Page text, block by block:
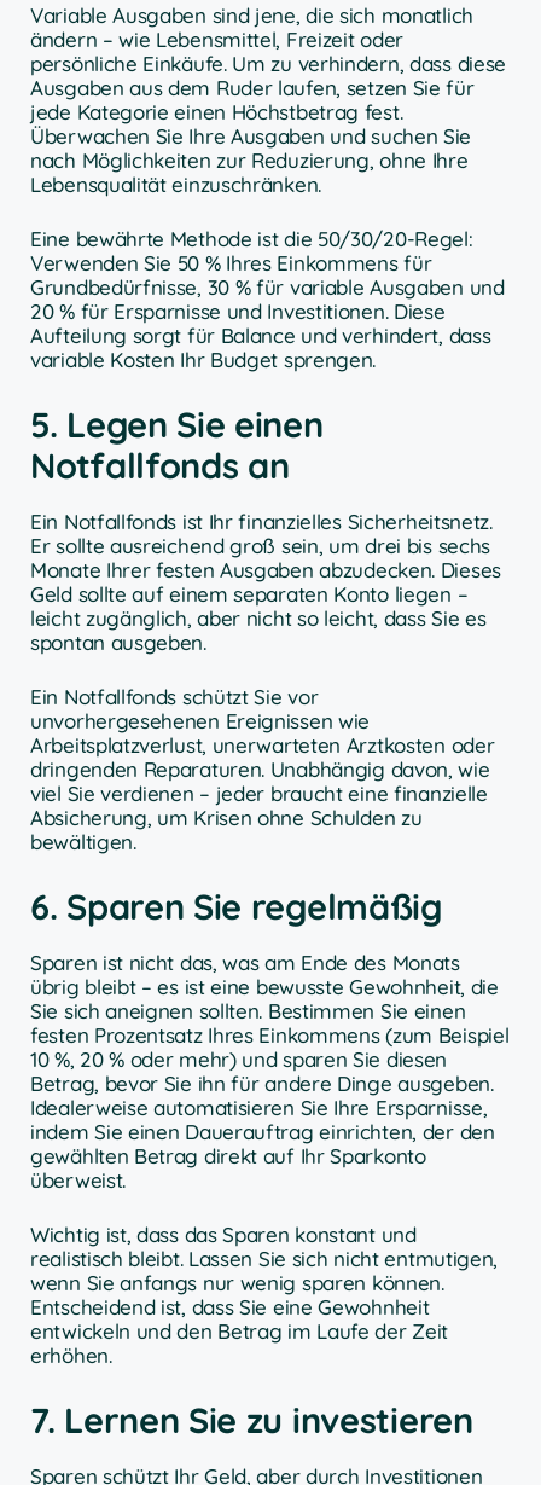
Variable Ausgaben sind jene, die sich monatlich
ändern – wie Lebensmittel, Freizeit oder
persönliche Einkäufe. Um zu verhindern, dass diese
Ausgaben aus dem Ruder laufen, setzen Sie für
jede Kategorie einen Höchstbetrag fest.
Überwachen Sie Ihre Ausgaben und suchen Sie
nach Möglichkeiten zur Reduzierung, ohne Ihre
Lebensqualität einzuschränken.
Eine bewährte Methode ist die 50/30/20-Regel:
Verwenden Sie 50 % Ihres Einkommens für
Grundbedürfnisse, 30 % für variable Ausgaben und
20 % für Ersparnisse und Investitionen. Diese
Aufteilung sorgt für Balance und verhindert, dass
variable Kosten Ihr Budget sprengen.
5. Legen Sie einen
Notfallfonds an
Ein Notfallfonds ist Ihr finanzielles Sicherheitsnetz.
Er sollte ausreichend groß sein, um drei bis sechs
Monate Ihrer festen Ausgaben abzudecken. Dieses
Geld sollte auf einem separaten Konto liegen –
leicht zugänglich, aber nicht so leicht, dass Sie es
spontan ausgeben.
Ein Notfallfonds schützt Sie vor
unvorhergesehenen Ereignissen wie
Arbeitsplatzverlust, unerwarteten Arztkosten oder
dringenden Reparaturen. Unabhängig davon, wie
viel Sie verdienen – jeder braucht eine finanzielle
Absicherung, um Krisen ohne Schulden zu
bewältigen.
6. Sparen Sie regelmäßig
Sparen ist nicht das, was am Ende des Monats
übrig bleibt – es ist eine bewusste Gewohnheit, die
Sie sich aneignen sollten. Bestimmen Sie einen
festen Prozentsatz Ihres Einkommens (zum Beispiel
10 %, 20 % oder mehr) und sparen Sie diesen
Betrag, bevor Sie ihn für andere Dinge ausgeben.
Idealerweise automatisieren Sie Ihre Ersparnisse,
indem Sie einen Dauerauftrag einrichten, der den
gewählten Betrag direkt auf Ihr Sparkonto
überweist.
Wichtig ist, dass das Sparen konstant und
realistisch bleibt. Lassen Sie sich nicht entmutigen,
wenn Sie anfangs nur wenig sparen können.
Entscheidend ist, dass Sie eine Gewohnheit
entwickeln und den Betrag im Laufe der Zeit
erhöhen.
7. Lernen Sie zu investieren
Sparen schützt Ihr Geld, aber durch Investitionen